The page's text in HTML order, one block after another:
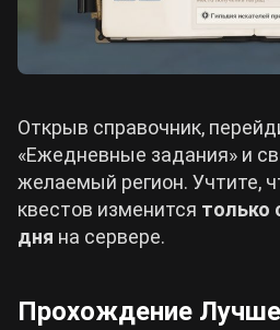
Открыв справочник,
«Ежедневные задания» и
желаемый регион. Учтите,
квестов изменится только
дня на сервере.
Прохождение